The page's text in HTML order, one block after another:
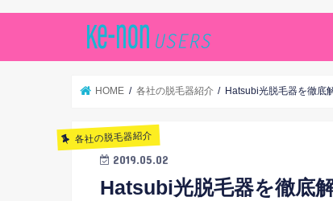
HOME 各社の脱毛器紹介 Hatsubi光脱毛器を徹底
各社の脱毛器紹介
2019.05.02
Hatsubi光脱毛器を徹底